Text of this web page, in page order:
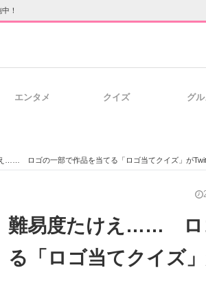
！
のヒント
専門サイト 企業向けIT製品の総合サイト
エンタメ クイズ グル
…… ロゴの一部で作品を当てる「ロゴ当てクイズ」が
難易度たけえ…… ロ
る「ロゴ当てクイズ